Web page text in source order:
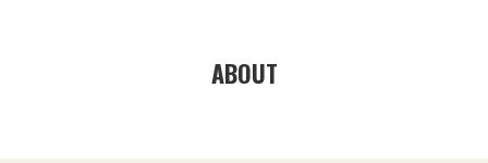
ABOUT